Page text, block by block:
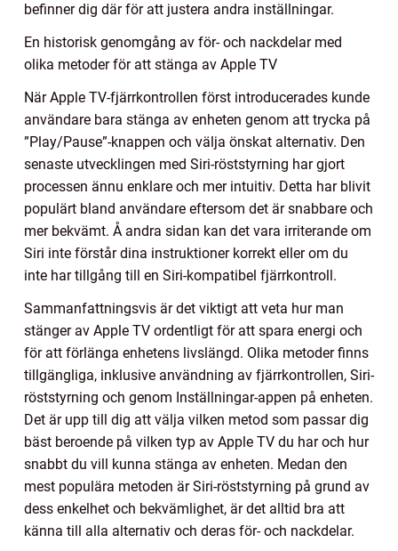
befinner dig där för att justera andra inställningar.
En historisk genomgång av för- och nackdelar med
olika metoder för att stänga av Apple TV
När Apple TV-fjärrkontrollen först introducerades kunde
användare bara stänga av enheten genom att trycka på
”Play/Pause”-knappen och välja önskat alternativ. Den
senaste utvecklingen med Siri-röststyrning har gjort
processen ännu enklare och mer intuitiv. Detta har blivit
populärt bland användare eftersom det är snabbare och
mer bekvämt. Å andra sidan kan det vara irriterande om
Siri inte förstår dina instruktioner korrekt eller om du
inte har tillgång till en Siri-kompatibel fjärrkontroll.
Sammanfattningsvis är det viktigt att veta hur man
stänger av Apple TV ordentligt för att spara energi och
för att förlänga enhetens livslängd. Olika metoder finns
tillgängliga, inklusive användning av fjärrkontrollen, Siri-
röststyrning och genom Inställningar-appen på enheten.
Det är upp till dig att välja vilken metod som passar dig
bäst beroende på vilken typ av Apple TV du har och hur
snabbt du vill kunna stänga av enheten. Medan den
mest populära metoden är Siri-röststyrning på grund av
dess enkelhet och bekvämlighet, är det alltid bra att
känna till alla alternativ och deras för- och nackdelar.